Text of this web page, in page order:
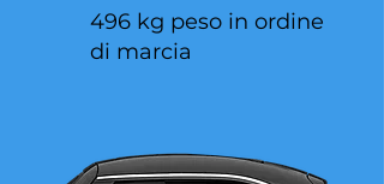
496 kg peso in ordine
di marcia